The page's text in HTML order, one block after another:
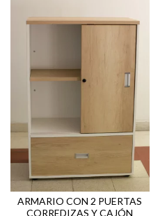
ARMARIO CON 2 PUERTAS
CORREDIZAS Y CAJÓN